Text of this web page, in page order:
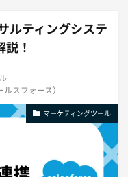
ルティングシステ
説！
スフォース）
マーケティングツール